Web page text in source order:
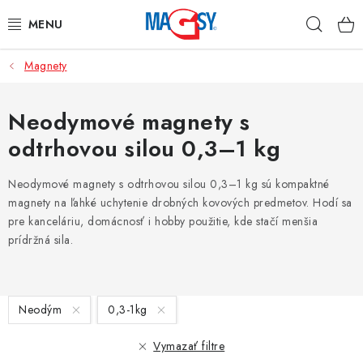
na
HLAVNÉ KATEGÓRIE
MAGNETICKÉ POMÔCKY
PRIEMYSELNÉ MAGNETY
OSTATNÉ MAGNETY
NEREZOVÉ MATERIÁLY
Kontakt
Odstúpenie od zmluvy
Magnety
Neodymové magnety s
odtrhovou silou 0,3–1 kg
Neodymové magnety s odtrhovou silou 0,3–1 kg sú kompaktné
magnety na ľahké uchytenie drobných kovových predmetov. Hodí sa
pre kanceláriu, domácnosť i hobby použitie, kde stačí menšia
prídržná sila.
V
ý
Neodým 0,3-1kg
Vymazať filtre